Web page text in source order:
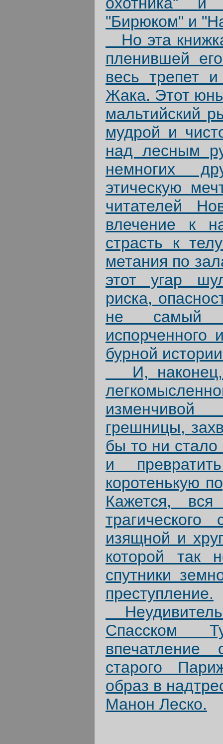
"Бирюком" и
Но эта
пленившей
весь трепет
Жака. Этот
мальтийский
мудрой и
над лесным
немногих
этическую
читателей
влечение к
страсть к
метания по
этот угар
риска,
не самый
испорченного
бурной
И, наконец,
грешницы,
бы то ни
и
коротенькую
Кажется,
изящной и
которой так
спутники
преступление.
Спасском
впечатление
старого
образ в
Манон Леско.